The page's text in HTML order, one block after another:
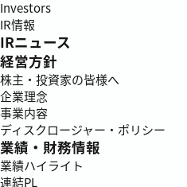
Investors
IR情報
IRニュース
経営方針
株主・投資家の皆様へ
企業理念
事業内容
ディスクロージャー・ポリシー
業績・財務情報
業績ハイライト
連結PL